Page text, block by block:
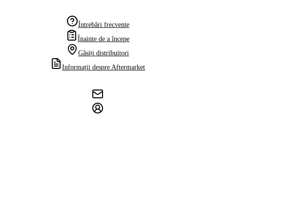
Întrebări frecvente
Înainte de a începe
Găsiți distribuitori
Informații despre Aftermarket